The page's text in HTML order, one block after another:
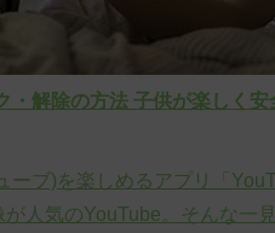
解除の方法 子供が楽しく
ーブ)を楽しめるアプリ「
人気のYouTube。そんな一